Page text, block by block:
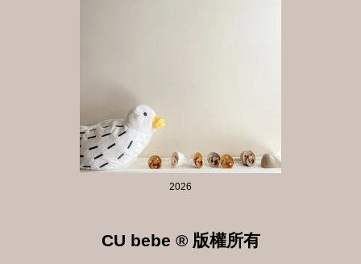
2026
CU bebe ® 版權所有